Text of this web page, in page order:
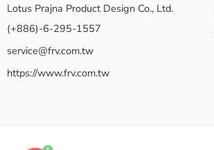
Lotus Prajna Product Design Co., Ltd.
(+886)-6-295-1557
service@frv.com.tw
https://www.frv.com.tw